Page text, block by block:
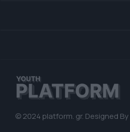
© 2024 platform. gr. Designed By